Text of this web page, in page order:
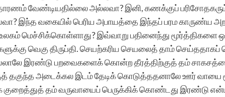
வேண்டியதில்லை அல்லவா? இனி, கணக்குப்
இந்த வகையில் பெரிய அபாயத்தை இந்தப் பரம காருண்ய
மெச்சிக்கொள்ளாது? இவ்வாறு பதினைந்து மூர்த்திகளை
வெகு திருப்தி. செயற்கரிய செயலைத் தாம் செய்ததாகப்
இரண்டு பறவைகளைக் கொன்ற தீரத்திற்குத் தம் சாகசத்தை
தகுந்த அடைக்கல இடம் தேடிக் கொடுத்ததனாலே ஊர் வாயை
தம் வருவாயைப் பெருக்கிக் கொண்டது இரண்டு